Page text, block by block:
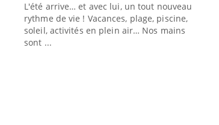
L'été arrive… et avec lui, un tout nouveau
rythme de vie ! Vacances, plage, piscine,
soleil, activités en plein air… Nos mains
sont ...